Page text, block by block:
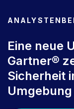
Eine neue
Gartner®
Sicherheit